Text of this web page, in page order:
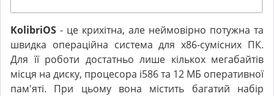
KolibriOS - це крихітна, але неймовірно потужна та
швидка операційна система для x86-сумісних ПК.
Для її роботи достатньо лише кількох мегабайтів
місця на диску, процесора i586 та 12 МБ оперативної
пам'яті. При цьому вона містить багатий набір